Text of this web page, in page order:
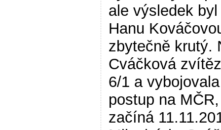
ale výsledek byl
Hanu
zbytečně krutý.
Cváčková
6/1 a
postup na
začíná